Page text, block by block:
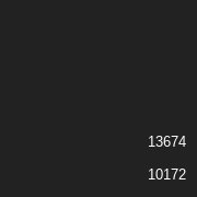
13674
10172